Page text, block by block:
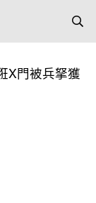
X門被兵拏獲